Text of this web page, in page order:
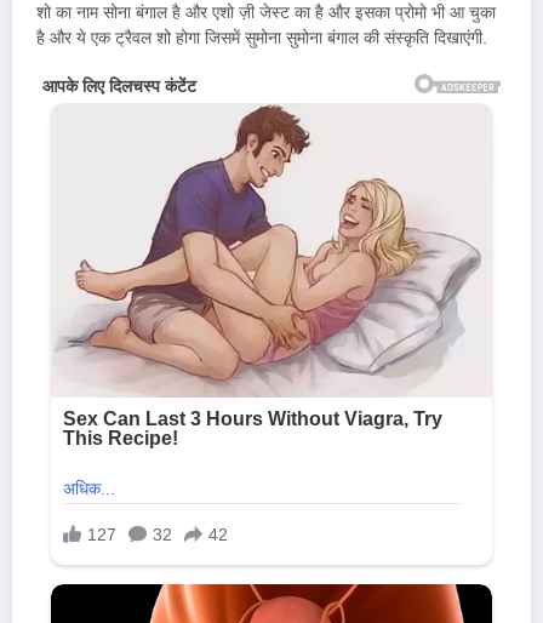
शो का नाम सोना बंगाल है और एशो ज़ी जेस्ट का है और इसका प्रोमो भी आ चुका
है और ये एक ट्रैवल शो होगा जिसमें सुमोना सुमोना बंगाल की संस्कृति दिखाएंगी.